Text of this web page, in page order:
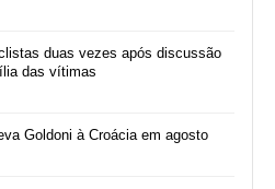
duas vezes após discussão
das vítimas
Goldoni à Croácia em agosto